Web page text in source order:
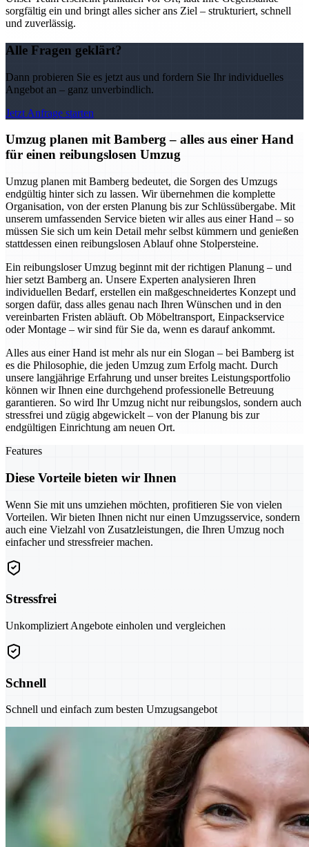
sorgfältig ein und bringt alles sicher ans Ziel – strukturiert, schnell
und zuverlässig.
Alle Fragen geklärt?
Dann probieren Sie es jetzt aus und fordern Sie Ihr individuelles
Angebot an – ganz unverbindlich.
Jetzt Anfrage starten
Umzug planen mit Bamberg – alles aus einer Hand
für einen reibungslosen Umzug
Umzug planen mit Bamberg bedeutet, die Sorgen des Umzugs
endgültig hinter sich zu lassen. Wir übernehmen die komplette
Organisation, von der ersten Planung bis zur Schlüssübergabe. Mit
unserem umfassenden Service bieten wir alles aus einer Hand – so
müssen Sie sich um kein Detail mehr selbst kümmern und genießen
stattdessen einen reibungslosen Ablauf ohne Stolpersteine.
Ein reibungsloser Umzug beginnt mit der richtigen Planung – und
hier setzt Bamberg an. Unsere Experten analysieren Ihren
individuellen Bedarf, erstellen ein maßgeschneidertes Konzept und
sorgen dafür, dass alles genau nach Ihren Wünschen und in den
vereinbarten Fristen abläuft. Ob Möbeltransport, Einpackservice
oder Montage – wir sind für Sie da, wenn es darauf ankommt.
Alles aus einer Hand ist mehr als nur ein Slogan – bei Bamberg ist
es die Philosophie, die jeden Umzug zum Erfolg macht. Durch
unsere langjährige Erfahrung und unser breites Leistungsportfolio
können wir Ihnen eine durchgehend professionelle Betreuung
garantieren. So wird Ihr Umzug nicht nur reibungslos, sondern auch
stressfrei und zügig abgewickelt – von der Planung bis zur
endgültigen Einrichtung am neuen Ort.
Features
Diese Vorteile bieten wir Ihnen
Wenn Sie mit uns umziehen möchten, profitieren Sie von vielen
Vorteilen. Wir bieten Ihnen nicht nur einen Umzugsservice, sondern
auch eine Vielzahl von Zusatzleistungen, die Ihren Umzug noch
einfacher und stressfreier machen.
Stressfrei
Unkompliziert Angebote einholen und vergleichen
Schnell
Schnell und einfach zum besten Umzugsangebot